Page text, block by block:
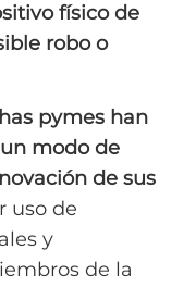
físico de
robo o
pymes han
modo de
de sus
uso de
y
de la